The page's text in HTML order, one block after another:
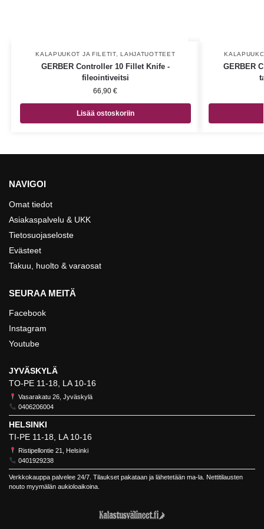
KALAPUUKOT JA FILETIT,LAHJATUOTTEET
GERBER Controller 10 Fillet Knife -
fileointiveitsi
66,90€
Lisää ostoskoriin
GERBER
NAVIGOI
Omat tiedot
Asiakaspalvelu & UKK
Tietosuojaseloste
Evästeet
Takuu, huolto & varaosat
SEURAA MEITÄ
Facebook
Instagram
Youtube
JYVÄSKYLÄ
TO-PE 11-18, LA 10-16
Vasarakatu 26, Jyväskylä
0406206004
HELSINKI
TI-PE 11-18, LA 10-16
Ristipellontie 21, Helsinki
0401929238
Verkkokauppa palvelee 24/7. Tilaukset pakataan ja lähetetään ma-la. Nettitilausten
nouto myymälän aukioloaikoina.